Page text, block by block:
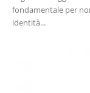
fondamentale per
identità...